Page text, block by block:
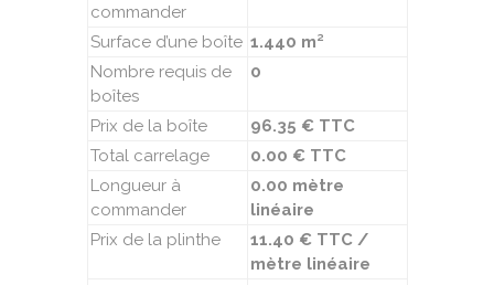
commander
Surface d’une boîte 1.440 m²
Nombre requis de
boîtes
0
Prix de la boîte
96.35 € TTC
Total carrelage
0.00 € TTC
Longueur à
commander
0.00 mètre
linéaire
Prix de la plinthe
11.40 € TTC /
mètre linéaire